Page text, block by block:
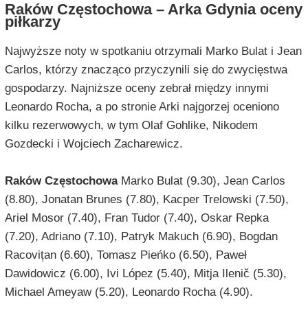
Raków Częstochowa – Arka Gdynia oceny
piłkarzy
Najwyższe noty w spotkaniu otrzymali Marko Bulat i Jean
Carlos, którzy znacząco przyczynili się do zwycięstwa
gospodarzy. Najniższe oceny zebrał między innymi
Leonardo Rocha, a po stronie Arki najgorzej oceniono
kilku rezerwowych, w tym Olaf Gohlike, Nikodem
Gozdecki i Wojciech Zacharewicz.
Raków CzęstochowaMarko Bulat (9.30), Jean Carlos
(8.80), Jonatan Brunes (7.80), Kacper Trelowski (7.50),
Ariel Mosor (7.40), Fran Tudor (7.40), Oskar Repka
(7.20), Adriano (7.10), Patryk Makuch (6.90), Bogdan
Racovițan (6.60), Tomasz Pieńko (6.50), Paweł
Dawidowicz (6.00), Ivi López (5.40), Mitja Ilenič (5.30),
Michael Ameyaw (5.20), Leonardo Rocha (4.90).